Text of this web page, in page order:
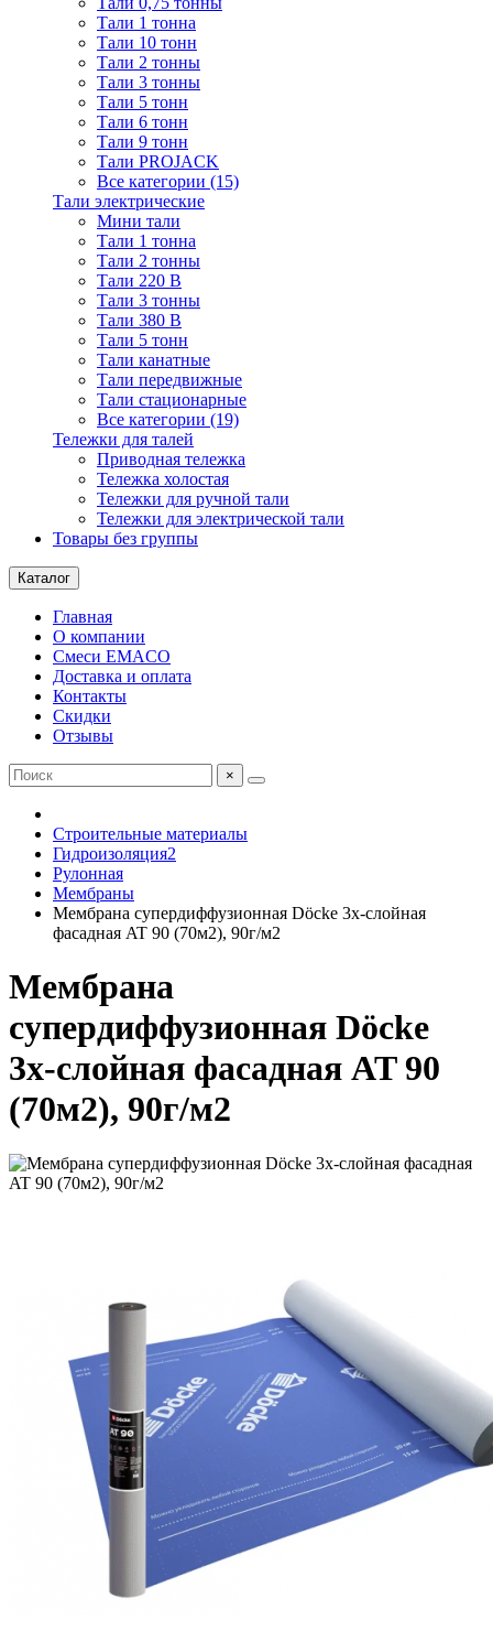
Тали 1 тонна
Тали 10 тонн
Тали 2 тонны
Тали 3 тонны
Тали 5 тонн
Тали 6 тонн
Тали 9 тонн
Тали PROJACK
Все категории (15)
Тали электрические
Мини тали
Тали 1 тонна
Тали 2 тонны
Тали 220 В
Тали 3 тонны
Тали 380 В
Тали 5 тонн
Тали канатные
Тали передвижные
Тали стационарные
Все категории (19)
Тележки для талей
Приводная тележка
Тележка холостая
Тележки для ручной тали
Тележки для электрической тали
Товары без группы
Каталог
Главная
О компании
Смеси EMACO
Доставка и оплата
Контакты
Скидки
Отзывы
×
Строительные материалы
Гидроизоляция2
Рулонная
Мембраны
Мембрана супердиффузионная Dӧcke 3х-слойная
фасадная AT 90 (70м2), 90г/м2
Мембрана
супердиффузионная Dӧcke
3х-слойная фасадная AT 90
(70м2), 90г/м2